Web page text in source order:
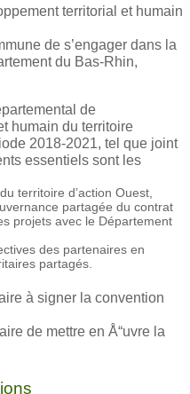
territorial et humain
de s’engager dans la
du Bas-Rhin,
de
humain du territoire
2018-2021, tel que joint
essentiels sont les
territoire d’action Ouest,
partagée du contrat
projets avec le Département
des partenaires en
partagés.
à signer la convention
de mettre en Å“uvre la